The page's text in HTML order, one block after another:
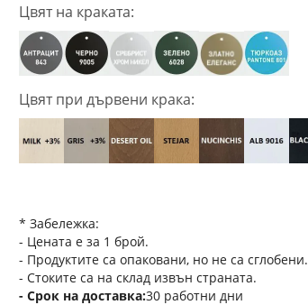
Цвят на краката:
Цвят при дървени крака:
* Забележка:
- Цената е за 1 брой.
- Продуктите са опаковани, но не са сглобени.
- Стоките са на склад извън страната.
Срок на доставка 30 работни дни